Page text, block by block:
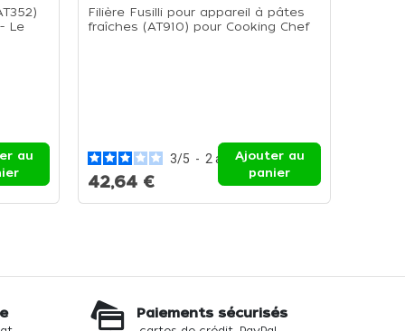
Le
au
Filière Fusilli pour appareil à pâtes
fraîches (AT910) pour Cooking Chef
3/5 - 2 avis
42,64 €
Ajouter au
panier
Paiements sécurisés